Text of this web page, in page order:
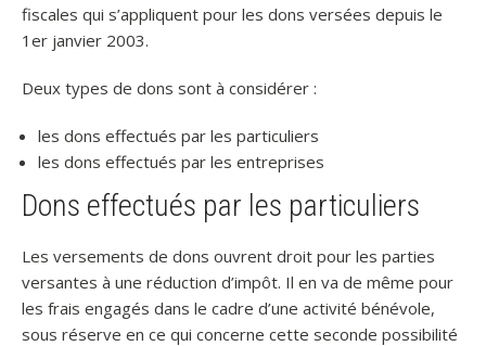
fiscales qui s’appliquent pour les dons versées depuis le
1er janvier 2003.
Deux types de dons sont à considérer :
les dons effectués par les particuliers
les dons effectués par les entreprises
Dons effectués par les particuliers
Les versements de dons ouvrent droit pour les parties
versantes à une réduction d’impôt. Il en va de même pour
les frais engagés dans le cadre d’une activité bénévole,
sous réserve en ce qui concerne cette seconde possibilité